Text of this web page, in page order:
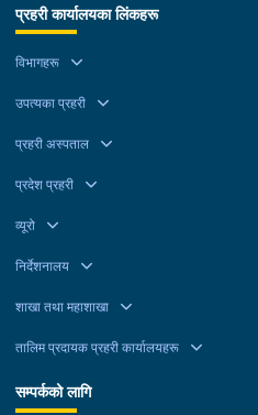
प्रहरी कार्यालयका लिंकहरू
विभागहरू
उपत्यका प्रहरी
प्रहरी अस्पताल
प्रदेश प्रहरी
व्यूरो
निर्देशनालय
शाखा तथा महाशाखा
तालिम प्रदायक प्रहरी कार्यालयहरू
सम्पर्कको लागि